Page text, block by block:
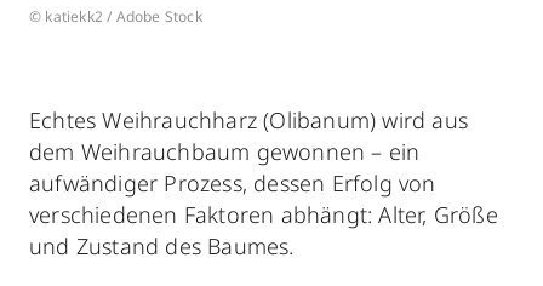
Aktionen
© katiekk2 / Adobe Stock
Echtes Weihrauchharz (Olibanum) wird aus
dem Weihrauchbaum gewonnen – ein
aufwändiger Prozess, dessen Erfolg von
verschiedenen Faktoren abhängt: Alter, Größe
und Zustand des Baumes.